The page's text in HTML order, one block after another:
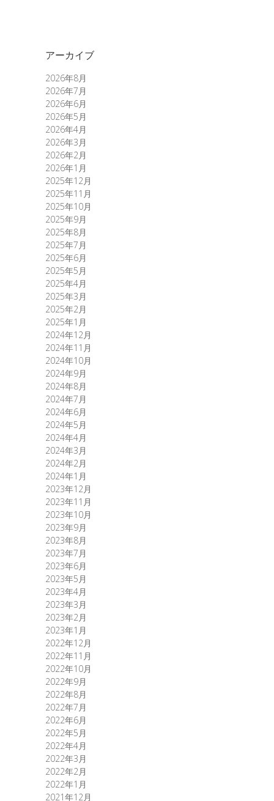
アーカイブ
2026年8月
2026年7月
2026年6月
2026年5月
2026年4月
2026年3月
2026年2月
2026年1月
2025年12月
2025年11月
2025年10月
2025年9月
2025年8月
2025年7月
2025年6月
2025年5月
2025年4月
2025年3月
2025年2月
2025年1月
2024年12月
2024年11月
2024年10月
2024年9月
2024年8月
2024年7月
2024年6月
2024年5月
2024年4月
2024年3月
2024年2月
2024年1月
2023年12月
2023年11月
2023年10月
2023年9月
2023年8月
2023年7月
2023年6月
2023年5月
2023年4月
2023年3月
2023年2月
2023年1月
2022年12月
2022年11月
2022年10月
2022年9月
2022年8月
2022年7月
2022年6月
2022年5月
2022年4月
2022年3月
2022年2月
2022年1月
2021年12月